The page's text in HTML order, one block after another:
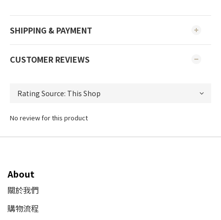
SHIPPING & PAYMENT
CUSTOMER REVIEWS
No review for this product
About
關於我們
購物流程